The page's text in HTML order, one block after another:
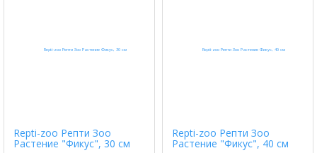
Repti-zoo Репти Зоо
Растение "Фикус", 30 см
Repti-zoo Репти Зоо
Растение "Фикус", 40 см